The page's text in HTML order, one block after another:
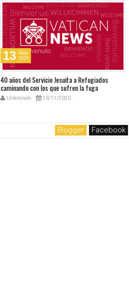
13 Nov
2020
40 años del Servicio Jesuita a Refugiados
caminando con los que sufren la fuga
Unknown 13/11/2020
Blogger Facebook